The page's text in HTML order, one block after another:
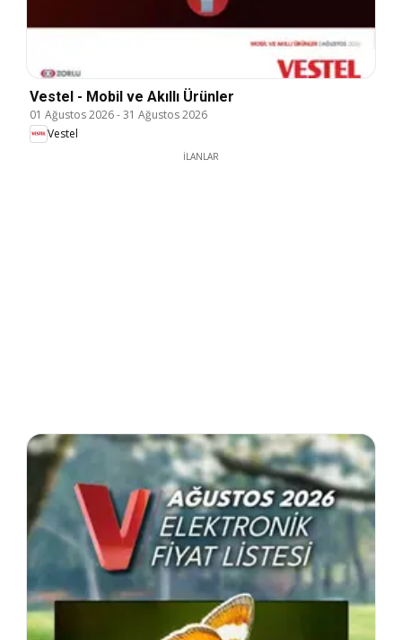
Vestel - Mobil ve Akıllı Ürünler
01 Ağustos 2026-31 Ağustos 2026
Vestel
İLANLAR